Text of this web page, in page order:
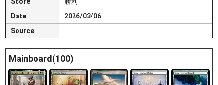
Date
2026/03/06
Source
Mainboard(100)